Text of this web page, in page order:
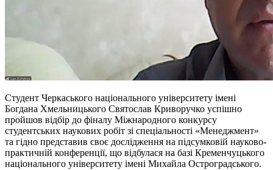
Студент Черкаського національного університету імені
Богдана Хмельницького Святослав Криворучко успішно
пройшов відбір до фіналу Міжнародного конкурсу
студентських наукових робіт зі спеціальності «Менеджмент»
та гідно представив своє дослідження на підсумковій науково-
практичній конференції, що відбулася на базі Кременчуцького
національного університету імені Михайла Остроградського.